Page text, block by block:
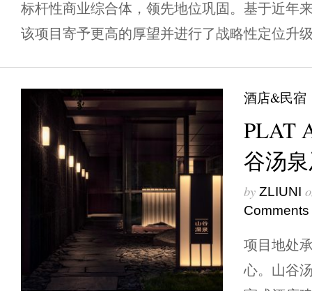
标杆性商业综合体，领先地位巩固。基于近年
该项目寄予更高的厚望并进行了战略性定位升
酒店&民宿
PLAT
谷汤
by ZLIUNI
Comments
项目地处
心。山谷